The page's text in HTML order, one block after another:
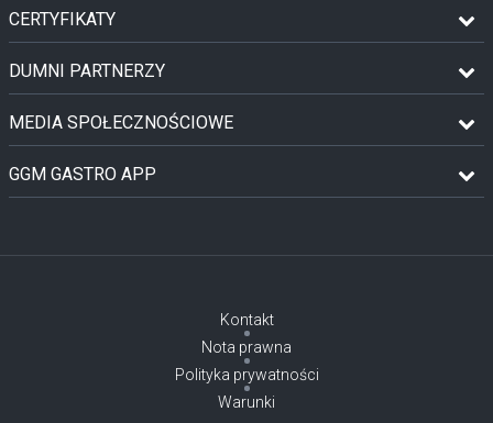
CERTYFIKATY
DUMNI PARTNERZY
MEDIA SPOŁECZNOŚCIOWE
GGM GASTRO APP
Kontakt
Nota prawna
Polityka prywatności
Warunki